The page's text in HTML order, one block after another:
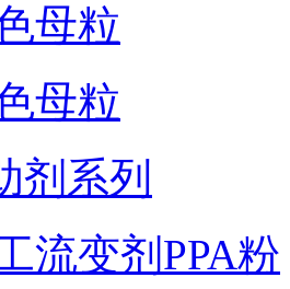
母粒
母粒
剂系列
流变剂PPA粉